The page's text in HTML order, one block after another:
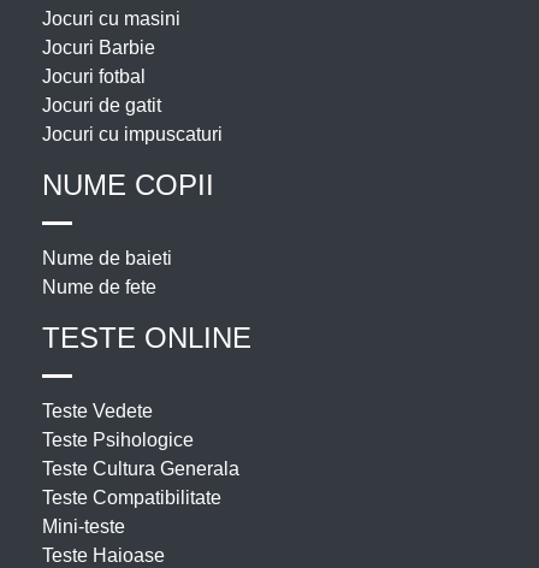
Jocuri cu masini
Jocuri Barbie
Jocuri fotbal
Jocuri de gatit
Jocuri cu impuscaturi
NUME COPII
Nume de baieti
Nume de fete
TESTE ONLINE
Teste Vedete
Teste Psihologice
Teste Cultura Generala
Teste Compatibilitate
Mini-teste
Teste Haioase